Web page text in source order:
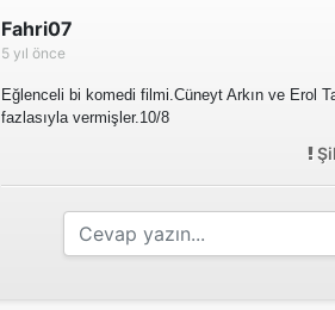
Fahri07
5 yıl önce
Eğlenceli bi komedi filmi.Cüneyt Arkın ve Erol
fazlasıyla vermişler.10/8